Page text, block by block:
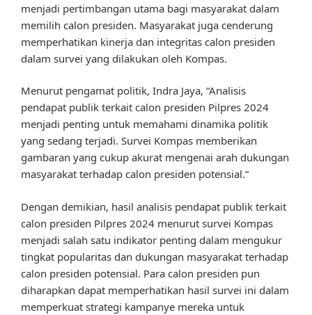
menjadi pertimbangan utama bagi masyarakat dalam
memilih calon presiden. Masyarakat juga cenderung
memperhatikan kinerja dan integritas calon presiden
dalam survei yang dilakukan oleh Kompas.
Menurut pengamat politik, Indra Jaya, “Analisis
pendapat publik terkait calon presiden Pilpres 2024
menjadi penting untuk memahami dinamika politik
yang sedang terjadi. Survei Kompas memberikan
gambaran yang cukup akurat mengenai arah dukungan
masyarakat terhadap calon presiden potensial.”
Dengan demikian, hasil analisis pendapat publik terkait
calon presiden Pilpres 2024 menurut survei Kompas
menjadi salah satu indikator penting dalam mengukur
tingkat popularitas dan dukungan masyarakat terhadap
calon presiden potensial. Para calon presiden pun
diharapkan dapat memperhatikan hasil survei ini dalam
memperkuat strategi kampanye mereka untuk